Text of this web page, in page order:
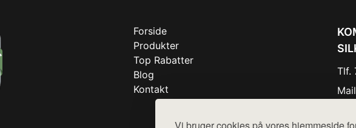
Forside
Produkter
Top Rabatter
Blog
Kontakt
Tlf.